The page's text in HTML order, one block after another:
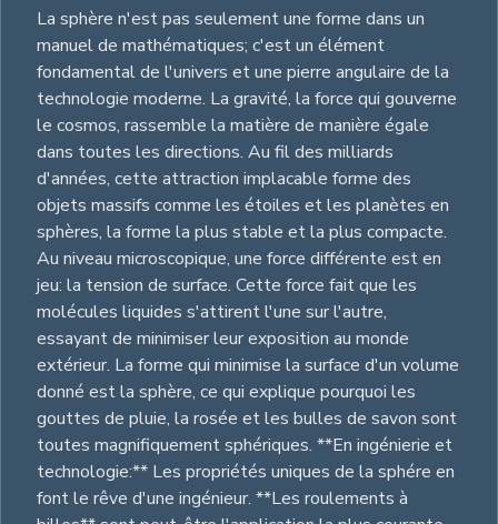
La sphère n'est pas seulement une forme dans un
manuel de mathématiques; c'est un élément
fondamental de l'univers et une pierre angulaire de la
technologie moderne. La gravité, la force qui gouverne
le cosmos, rassemble la matière de manière égale
dans toutes les directions. Au fil des milliards
d'années, cette attraction implacable forme des
objets massifs comme les étoiles et les planètes en
sphères, la forme la plus stable et la plus compacte.
Au niveau microscopique, une force différente est en
jeu: la tension de surface. Cette force fait que les
molécules liquides s'attirent l'une sur l'autre,
essayant de minimiser leur exposition au monde
extérieur. La forme qui minimise la surface d'un volume
donné est la sphère, ce qui explique pourquoi les
gouttes de pluie, la rosée et les bulles de savon sont
toutes magnifiquement sphériques. **En ingénierie et
technologie:** Les propriétés uniques de la sphére en
font le rêve d'une ingénieur. **Les roulements à